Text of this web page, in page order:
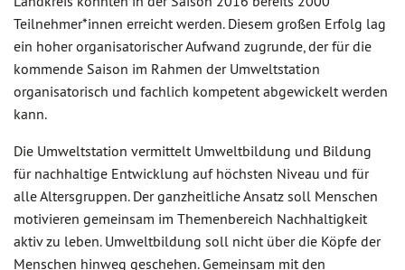
Teilnehmer*innen erreicht werden. Diesem großen Erfolg lag
ein hoher organisatorischer Aufwand zugrunde, der für die
kommende Saison im Rahmen der Umweltstation
organisatorisch und fachlich kompetent abgewickelt werden
kann.
Die Umweltstation vermittelt Umweltbildung und Bildung
für nachhaltige Entwicklung auf höchsten Niveau und für
alle Altersgruppen. Der ganzheitliche Ansatz soll Menschen
motivieren gemeinsam im Themenbereich Nachhaltigkeit
aktiv zu leben. Umweltbildung soll nicht über die Köpfe der
Menschen hinweg geschehen. Gemeinsam mit den